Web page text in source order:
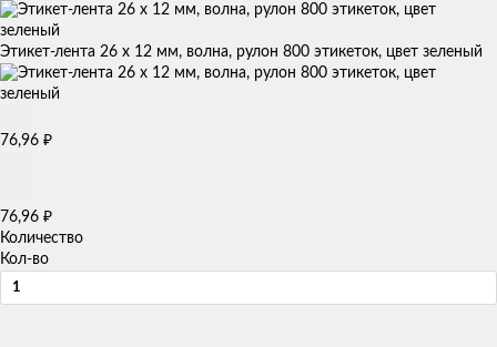
Этикет-лента 26 х 12 мм, волна, рулон 800 этикеток, цвет зеленый
76,96 ₽
76,96 ₽
Количество
Кол-во